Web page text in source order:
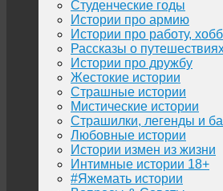
Студенческие годы
Истории про армию
Истории про работу,
Рассказы о
Истории про дружбу
Жестокие истории
Страшные истории
Мистические истории
Страшилки, легенды и
Любовные истории
Истории измен из жизни
Интимные истории 18+
#Яжемать истории